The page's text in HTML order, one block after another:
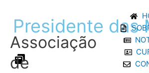
para
conteúdo
Associação
de
Presidente das